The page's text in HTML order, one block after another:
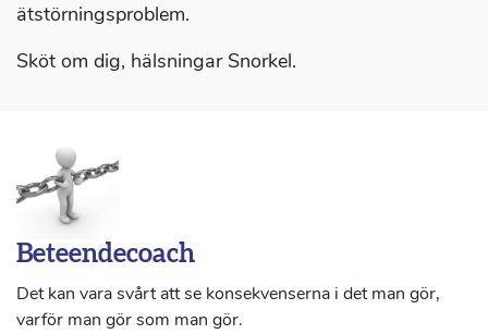
ätstörningsproblem.
Sköt om dig, hälsningar Snorkel.
Beteendecoach
Det kan vara svårt att se konsekvenserna i det man gör,
varför man gör som man gör.